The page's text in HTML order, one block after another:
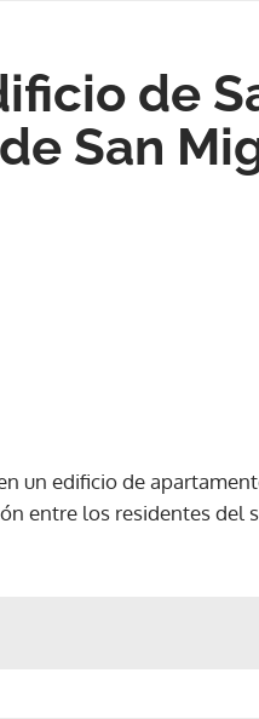
de
San
un edificio de
entre los residentes del